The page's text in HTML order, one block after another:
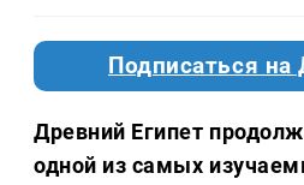
Подписаться на
Древний Египет
одной из самых